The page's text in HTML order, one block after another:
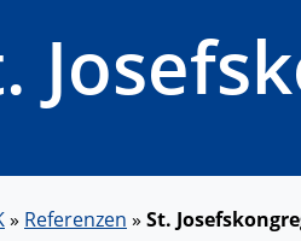
» Referenzen » St.